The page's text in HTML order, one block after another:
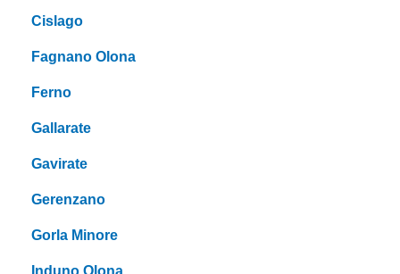
Cislago
Fagnano Olona
Ferno
Gallarate
Gavirate
Gerenzano
Gorla Minore